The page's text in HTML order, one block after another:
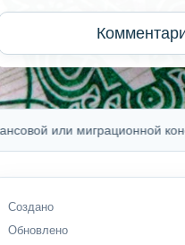
миграционной
Создано
Обновлено